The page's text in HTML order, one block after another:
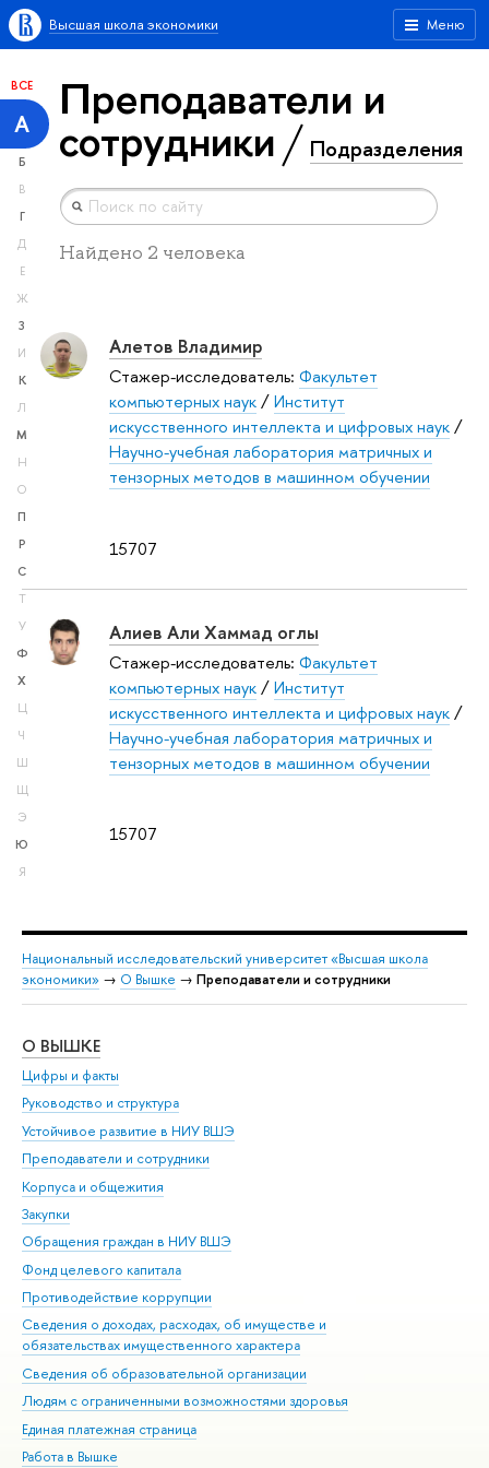
Меню
Высшая школа экономики
ВСЕ
А
Б
В
Г
Д
Е
Ж
З
И
К
Л
М
Н
О
П
Р
С
Т
У
Ф
Х
Ц
Ч
Ш
Щ
Э
Ю
Я
Преподаватели и
сотрудники Подразделения
Найдено 2 человека
15707
Алетов Владимир
Стажер-исследователь: Факультет
компьютерных наук/Институт
искусственного интеллекта и цифровых наук/
Научно-учебная лаборатория матричных и
тензорных методов в машинном обучении
15707
Алиев Али Хаммад оглы
Стажер-исследователь: Факультет
компьютерных наук/Институт
искусственного интеллекта и цифровых наук/
Научно-учебная лаборатория матричных и
тензорных методов в машинном обучении
Национальный исследовательский университет «Высшая школа
экономики» → О Вышке → Преподаватели и сотрудники
О ВЫШКЕ
Цифры и факты
Руководство и структура
Устойчивое развитие в НИУ ВШЭ
Преподаватели и сотрудники
Корпуса и общежития
Закупки
Обращения граждан в НИУ ВШЭ
Фонд целевого капитала
Противодействие коррупции
Сведения о доходах, расходах, об имуществе и
обязательствах имущественного характера
Сведения об образовательной организации
Людям с ограниченными возможностями здоровья
Единая платежная страница
Работа в Вышке